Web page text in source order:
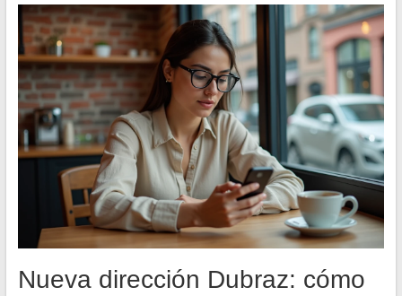
Nueva dirección Dubraz: cómo